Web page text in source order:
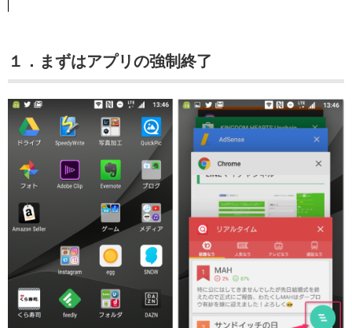
１．まずはアプリの強制終了